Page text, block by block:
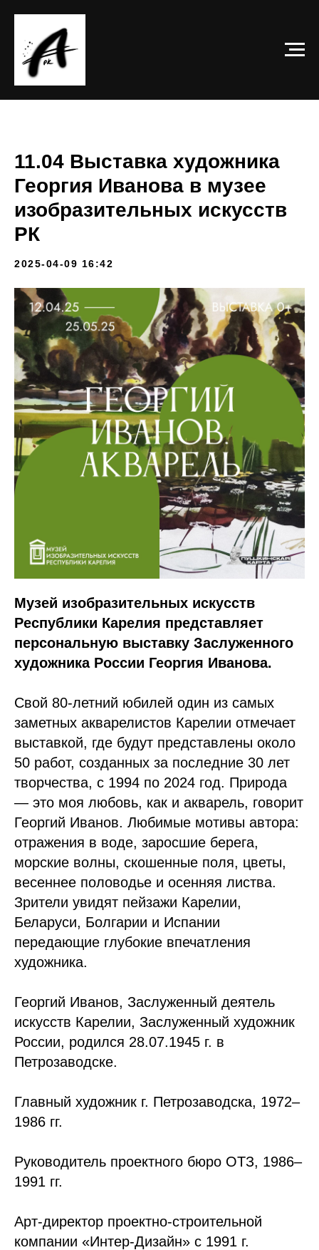
11.04 Выставка художника
Георгия Иванова в музее
изобразительных искусств
РК
2025-04-09 16:42
Музей изобразительных искусств
Республики Карелия представляет
персональную выставку Заслуженного
художника России Георгия Иванова.
Свой 80-летний юбилей один из самых
заметных акварелистов Карелии отмечает
выставкой, где будут представлены около
50 работ, созданных за последние 30 лет
творчества, с 1994 по 2024 год. Природа
— это моя любовь, как и акварель, говорит
Георгий Иванов. Любимые мотивы автора:
отражения в воде, заросшие берега,
морские волны, скошенные поля, цветы,
весеннее половодье и осенняя листва.
Зрители увидят пейзажи Карелии,
Беларуси, Болгарии и Испании
передающие глубокие впечатления
художника.
Георгий Иванов, Заслуженный деятель
искусств Карелии, Заслуженный художник
России, родился 28.07.1945 г. в
Петрозаводске.
Главный художник г. Петрозаводска, 1972–
1986 гг.
Руководитель проектного бюро ОТЗ, 1986–
1991 гг.
Арт-директор проектно-строительной
компании «Интер-Дизайн» с 1991 г.